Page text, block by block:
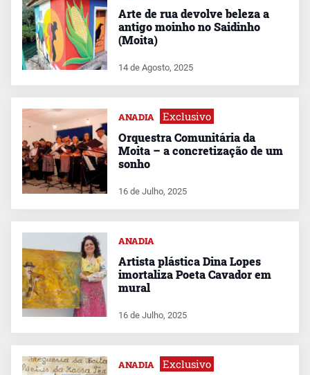
Arte de rua devolve beleza a
antigo moinho no Saidinho
(Moita)
14 de Agosto, 2025
ANADIA Exclusivo
Orquestra Comunitária da
Moita – a concretização de um
sonho
16 de Julho, 2025
ANADIA
Artista plástica Dina Lopes
imortaliza Poeta Cavador em
mural
16 de Julho, 2025
ANADIA Exclusivo